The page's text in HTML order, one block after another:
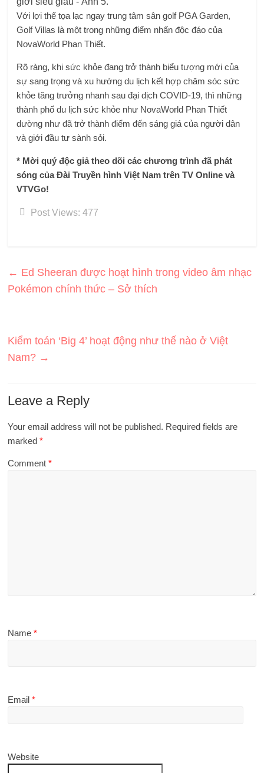
Với lợi thế tọa lạc ngay trung tâm sân golf PGA Garden,
Golf Villas là một trong những điểm nhấn độc đáo của
NovaWorld Phan Thiết.
Rõ ràng, khi sức khỏe đang trở thành biểu tượng mới của
sự sang trọng và xu hướng du lịch kết hợp chăm sóc sức
khỏe tăng trưởng nhanh sau đại dịch COVID-19, thì những
thành phố du lịch sức khỏe như NovaWorld Phan Thiết
dường như đã trở thành điểm đến sáng giá của người dân
và giới đầu tư sành sỏi.
* Mời quý độc giả theo dõi các chương trình đã phát
sóng của Đài Truyền hình Việt Nam trên TV Online và
VTVGo!
Post Views: 477
← Ed Sheeran được hoạt hình trong video âm nhạc
Pokémon chính thức – Sở thích
Kiểm toán ‘Big 4’ hoạt động như thế nào ở Việt
Nam? →
Leave a Reply
Your email address will not be published. Required fields are
marked*
Comment*
Name*
Email*
Website